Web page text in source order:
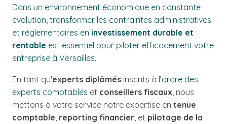
Dans un environnement économique en constante
évolution, transformer les contraintes administratives
et réglementaires en investissement durable et
rentable est essentiel pour piloter efficacement votre
entreprise à Versailles.
En tant qu'experts diplômés inscrits à l’ordre des
experts comptables et conseillers fiscaux , nous
mettons à votre service notre expertise en tenue
comptable reporting financier , et pilotage de la